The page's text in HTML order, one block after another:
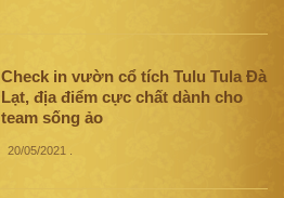
Check in vườn cổ tích Tulu Tula Đà
Lạt, địa điểm cực chất dành cho
team sống ảo
20/05/2021